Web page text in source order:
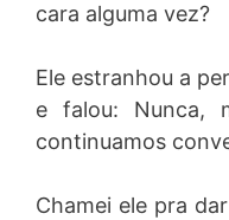
cara alguma vez?
Ele estranhou a
e falou: Nunca,
continuamos
Chamei ele pra